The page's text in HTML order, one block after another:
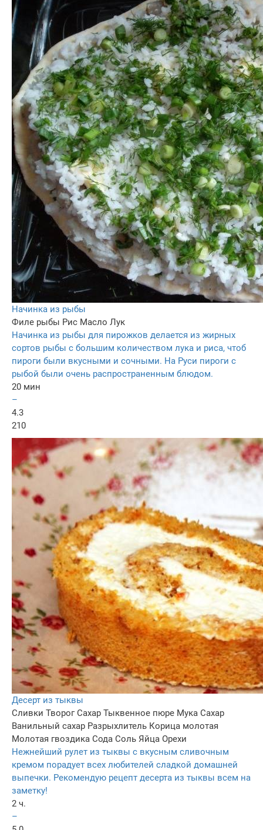
Начинка из рыбы
Филе рыбы Рис Масло Лук
Начинка из рыбы для пирожков делается из жирных
сортов рыбы с большим количеством лука и риса, чтоб
пироги были вкусными и сочными. На Руси пироги с
рыбой были очень распространенным блюдом.
20 мин
–
4.3
210
Десерт из тыквы
Сливки Творог Сахар Тыквенное пюре Мука Сахар
Ванильный сахар Разрыхлитель Корица молотая
Молотая гвоздика Сода Соль Яйца Орехи
Нежнейший рулет из тыквы с вкусным сливочным
кремом порадует всех любителей сладкой домашней
выпечки. Рекомендую рецепт десерта из тыквы всем на
заметку!
2 ч.
–